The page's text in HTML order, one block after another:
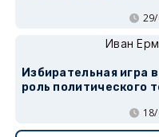
Иван
Избирательная игра
роль политического